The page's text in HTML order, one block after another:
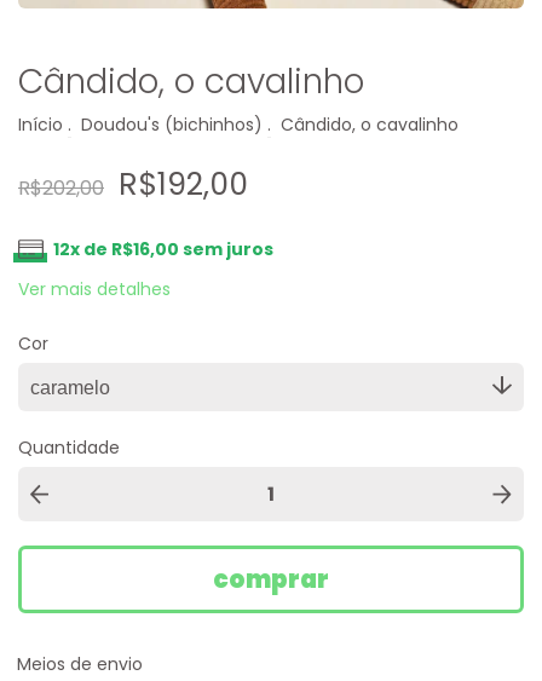
Cândido, o cavalinho
Início . Doudou's (bichinhos) . Cândido, o cavalinho
R$202,00 R$192,00
12x de R$16,00 sem juros
Ver mais detalhes
Cor
Quantidade
Meios de envio